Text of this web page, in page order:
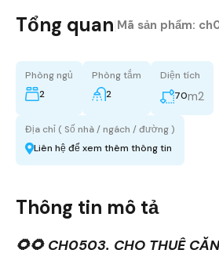
Tổng quan Mã sản phẩm:
Phòng ngủ
2
Phòng tắm
2
Diện tích
70m2
Địa chỉ ( Số nhà / ngách / đường )
Liên hệ để xem thêm thông tin
Thông tin mô tả
🌻🌻 CH0503. CHO THUÊ